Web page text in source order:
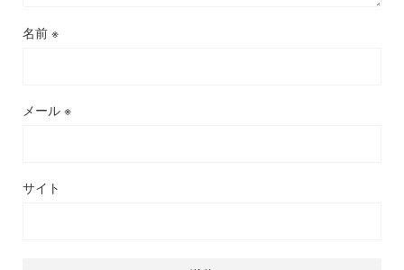
名前 ※
メール ※
サイト